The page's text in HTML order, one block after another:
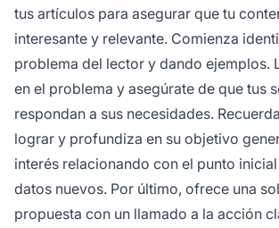
tus artículos para asegurar que tu
interesante y relevante. Comienza
problema del lector y dando ejemplos.
en el problema y asegúrate de que tus
respondan a sus necesidades.
lograr y profundiza en su objetivo
interés relacionando con el punto
datos nuevos. Por último, ofrece una
propuesta con un llamado a la acción